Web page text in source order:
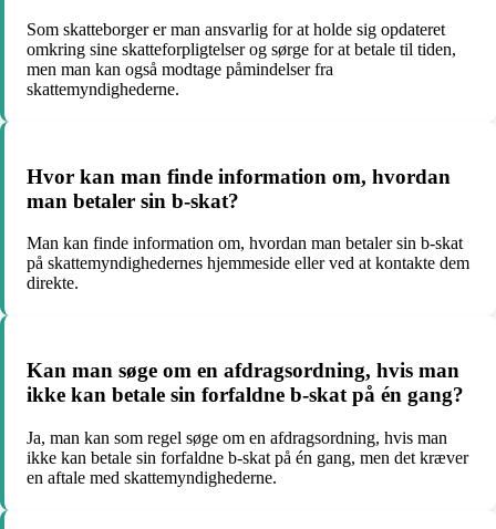
Som skatteborger er man ansvarlig for at holde sig opdateret
omkring sine skatteforpligtelser og sørge for at betale til tiden,
men man kan også modtage påmindelser fra
skattemyndighederne.
Hvor kan man finde information om, hvordan
man betaler sin b-skat?
Man kan finde information om, hvordan man betaler sin b-skat
på skattemyndighedernes hjemmeside eller ved at kontakte dem
direkte.
Kan man søge om en afdragsordning, hvis man
ikke kan betale sin forfaldne b-skat på én gang?
Ja, man kan som regel søge om en afdragsordning, hvis man
ikke kan betale sin forfaldne b-skat på én gang, men det kræver
en aftale med skattemyndighederne.